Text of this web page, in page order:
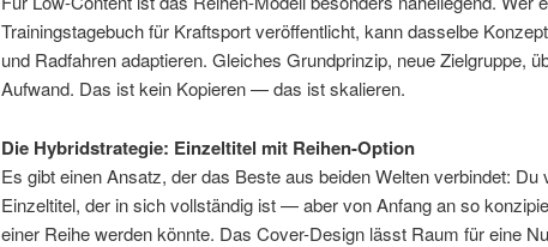
Trainingstagebuch für Kraftsport veröffentlicht, kann dasselbe
und Radfahren adaptieren. Gleiches Grundprinzip, neue Zielgruppe,
Aufwand. Das ist kein Kopieren — das ist skalieren.
Die Hybridstrategie: Einzeltitel mit Reihen-Option
Es gibt einen Ansatz, der das Beste aus beiden Welten verbindet: Du
Einzeltitel, der in sich vollständig ist — aber von Anfang an so
einer Reihe werden könnte. Das Cover-Design lässt Raum für eine